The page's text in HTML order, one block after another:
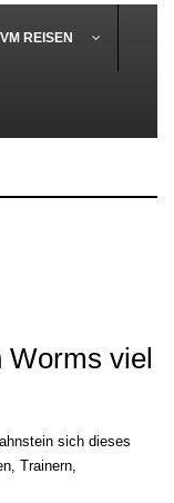
REISEN
Worms viel
sich dieses
Trainern,